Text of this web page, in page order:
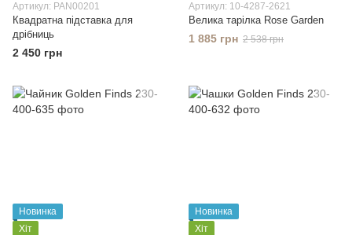
Артикул: PAN00201
Квадратна підставка для
дрібниць
2 450 грн
Артикул: 10-4287-2621
Велика тарілка Rose Garden
1 885 грн 2 538 грн
Новинка
Хіт
Новинка
Хіт